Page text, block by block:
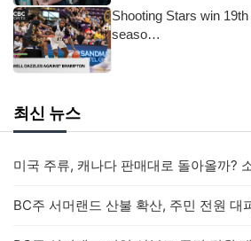
Shooting Stars win
seaso…
최신 뉴스
BC주 서머랜드 산불 확산, 주민 전원 대